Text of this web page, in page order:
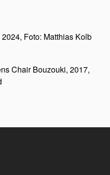
Foto: Matthias Kolb
Chair Bouzouki, 2017,